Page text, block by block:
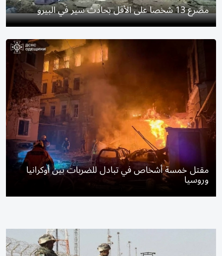
مصرع 13 شخصا على الأقل بحادث سير في البيرو
مقتل خمسة أشخاص في تبادل للضربات بين أوكرانيا
وروسيا